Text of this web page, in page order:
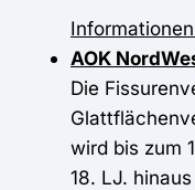
Informationen
AOK
Die
wird bis zum
18. LJ.